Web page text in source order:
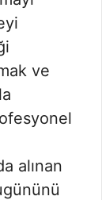
ve
alınan